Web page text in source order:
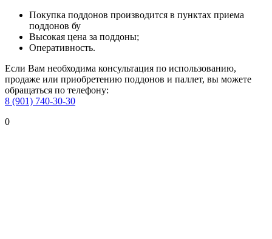
Покупка поддонов производится в пунктах приема
поддонов бу
Высокая цена за поддоны;
Оперативность.
Если Вам необходима консультация по использованию,
продаже или приобретению поддонов и паллет, вы можете
обращаться по телефону:
8 (901) 740-30-30
0